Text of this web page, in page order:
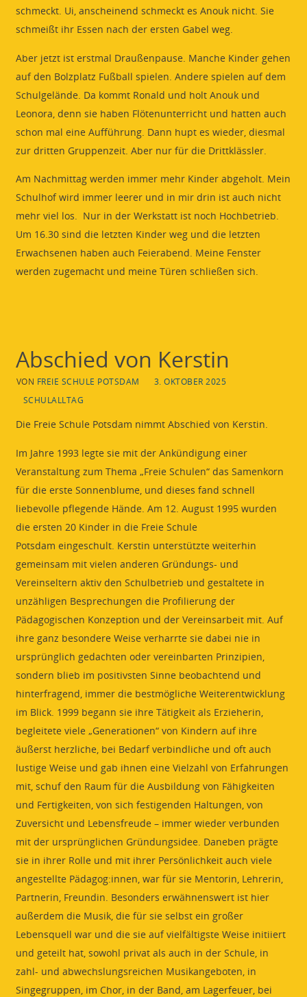
schmeckt. Ui, anscheinend schmeckt es Anouk nicht. Sie
schmeißt ihr Essen nach der ersten Gabel weg.
Aber jetzt ist erstmal Draußenpause. Manche Kinder gehen
auf den Bolzplatz Fußball spielen. Andere spielen auf dem
Schulgelände. Da kommt Ronald und holt Anouk und
Leonora, denn sie haben Flötenunterricht und hatten auch
schon mal eine Aufführung. Dann hupt es wieder, diesmal
zur dritten Gruppenzeit. Aber nur für die Drittklässler.
Am Nachmittag werden immer mehr Kinder abgeholt. Mein
Schulhof wird immer leerer und in mir drin ist auch nicht
mehr viel los. Nur in der Werkstatt ist noch Hochbetrieb.
Um 16.30 sind die letzten Kinder weg und die letzten
Erwachsenen haben auch Feierabend. Meine Fenster
werden zugemacht und meine Türen schließen sich.
Abschied von Kerstin
VON FREIE SCHULE POTSDAM
3. OKTOBER 2025
SCHULALLTAG
Die Freie Schule Potsdam nimmt Abschied von Kerstin.
Im Jahre 1993 legte sie mit der Ankündigung einer
Veranstaltung zum Thema „Freie Schulen“ das Samenkorn
für die erste Sonnenblume, und dieses fand schnell
liebevolle pflegende Hände. Am 12. August 1995 wurden
die ersten 20 Kinder in die Freie Schule
Potsdam eingeschult. Kerstin unterstützte weiterhin
gemeinsam mit vielen anderen Gründungs- und
Vereinseltern aktiv den Schulbetrieb und gestaltete in
unzähligen Besprechungen die Profilierung der
Pädagogischen Konzeption und der Vereinsarbeit mit. Auf
ihre ganz besondere Weise verharrte sie dabei nie in
ursprünglich gedachten oder vereinbarten Prinzipien,
sondern blieb im positivsten Sinne beobachtend und
hinterfragend, immer die bestmögliche Weiterentwicklung
im Blick. 1999 begann sie ihre Tätigkeit als Erzieherin,
begleitete viele „Generationen“ von Kindern auf ihre
äußerst herzliche, bei Bedarf verbindliche und oft auch
lustige Weise und gab ihnen eine Vielzahl von Erfahrungen
mit, schuf den Raum für die Ausbildung von Fähigkeiten
und Fertigkeiten, von sich festigenden Haltungen, von
Zuversicht und Lebensfreude – immer wieder verbunden
mit der ursprünglichen Gründungsidee. Daneben prägte
sie in ihrer Rolle und mit ihrer Persönlichkeit auch viele
angestellte Pädagog:innen, war für sie Mentorin, Lehrerin,
Partnerin, Freundin. Besonders erwähnenswert ist hier
außerdem die Musik, die für sie selbst ein großer
Lebensquell war und die sie auf vielfältigste Weise initiiert
und geteilt hat, sowohl privat als auch in der Schule, in
zahl- und abwechslungsreichen Musikangeboten, in
Singegruppen, im Chor, in der Band, am Lagerfeuer, bei